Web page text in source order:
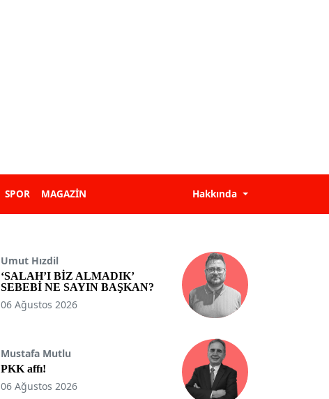
SPOR MAGAZİN Hakkında
Umut Hızdil
‘SALAH’I BİZ ALMADIK’
SEBEBİ NE SAYIN BAŞKAN?
06 Ağustos 2026
Mustafa Mutlu
PKK affı!
06 Ağustos 2026